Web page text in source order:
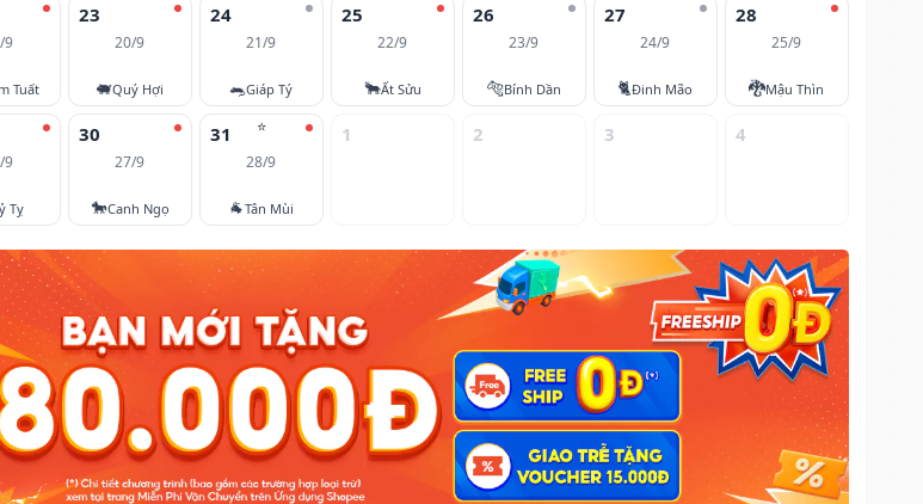
9
Tuất
23
20/9
🐖Quý Hợi
24
21/9
🐀Giáp Tý
25
22/9
🐂Ất Sửu
26
23/9
🐅Bính Dần
27
24/9
🐈Đinh Mão
28
25/9
🐉Mậu Thìn
9
Tỵ
30
27/9
🐎Canh Ngọ
⭐
31
28/9
🐐Tân Mùi
1 2 3 4